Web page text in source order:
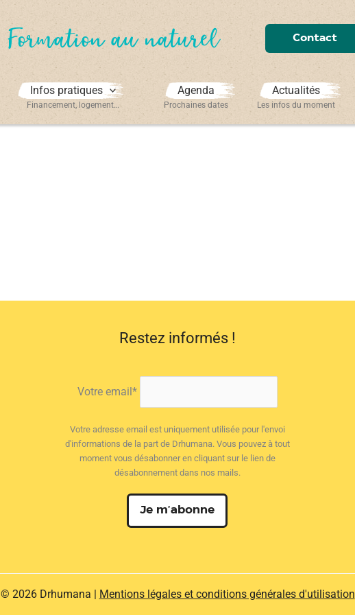
Formation au naturel Contact
Infos pratiques
Financement, logement…
Agenda
Prochaines dates
Actualités
Les infos du moment
Restez informés !
Votre email*
Votre adresse email est uniquement utilisée pour l'envoi
d'informations de la part de Drhumana. Vous pouvez à tout
moment vous désabonner en cliquant sur le lien de
désabonnement dans nos mails.
© 2026 Drhumana | Mentions légales et conditions générales d'utilisation